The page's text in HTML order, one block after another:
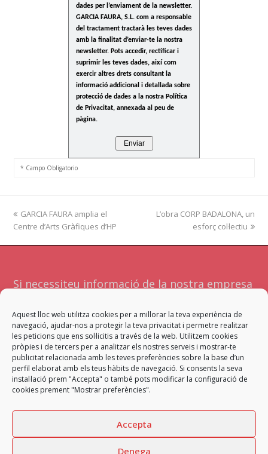
Aquest lloc web utilitza cookies per a millorar la teva experiència de
navegació, ajudar-nos a protegir la teva privacitat i permetre realitzar
les peticions que ens sol·licitis a través de la web. Utilitzem cookies
pròpies i de tercers per a analitzar els nostres serveis i mostrar-te
publicitat relacionada amb les teves preferències sobre la base d’un
perfil elaborat amb els teus hàbits de navegació. Si consents la seva
instal·lació prem "Accepta" o també pots modificar la configuració de
cookies prement "Mostrar preferències".
Accepta
Denega
dades per l’enviament de la newsletter.
GARCIA FAURA, S.L. com a responsable
del tractament tractarà les teves dades
amb la finalitat d’enviar-te la nostra
newsletter. Pots accedir, rectificar i
suprimir les teves dades, així com
exercir altres drets consultant la
informació addicional i detallada sobre
protecció de dades a la nostra Política
de Privacitat, annexada al peu de
pàgina.
* Campo Obligatorio
previous
post:
GARCIA FAURA amplia el
Centre d’Arts Gràfiques d’HP
next
L’obra CORP BADALONA, un
esforç col·lectiu
Si necessiteu informació de la nostra empresa
nosaltres. Atendrà la vostra sol·licitud l'equip
més adient per a facilitar-vos una resposta
satisfactòria.
Contacta